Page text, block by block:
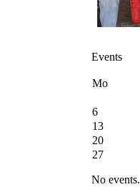
Events
Mo
6
13
20
27
No events.